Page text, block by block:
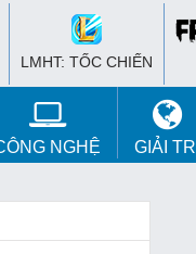
LMHT: TỐC CHIẾN
NGHỆ GIẢI TRÍ